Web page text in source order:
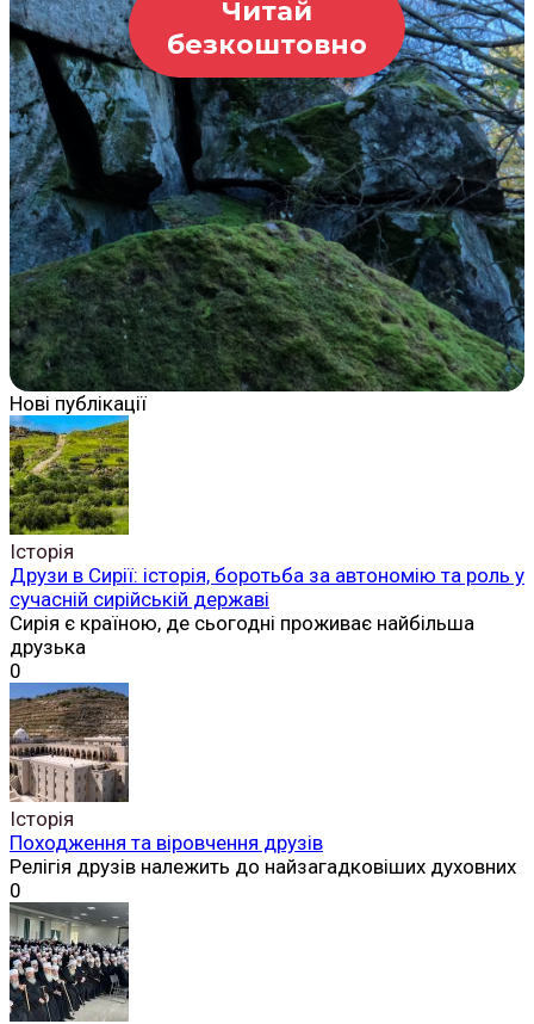
Читай
безкоштовно
Нові публікації
Історія
Друзи в Сирії: історія, боротьба за автономію та роль у
сучасній сирійській державі
Сирія є країною, де сьогодні проживає найбільша
друзька
0
Історія
Походження та віровчення друзів
Релігія друзів належить до найзагадковіших духовних
0